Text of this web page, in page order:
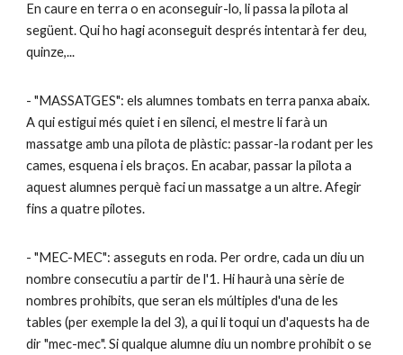
En caure en terra o en aconseguir-lo, li passa la pilota al
següent. Qui ho hagi aconseguit després intentarà fer deu,
quinze,...
- "MASSATGES": els alumnes tombats en terra panxa abaix.
A qui estigui més quiet i en silenci, el mestre li farà un
massatge amb una pilota de plàstic: passar-la rodant per les
cames, esquena i els braços. En acabar, passar la pilota a
aquest alumnes perquè faci un massatge a un altre. Afegir
fins a quatre pilotes.
- "MEC-MEC": asseguts en roda. Per ordre, cada un diu un
nombre consecutiu a partir de l'1. Hi haurà una sèrie de
nombres prohibits, que seran els múltiples d'una de les
tables (per exemple la del 3), a qui li toqui un d'aquests ha de
dir "mec-mec". Si qualque alumne diu un nombre prohibit o se